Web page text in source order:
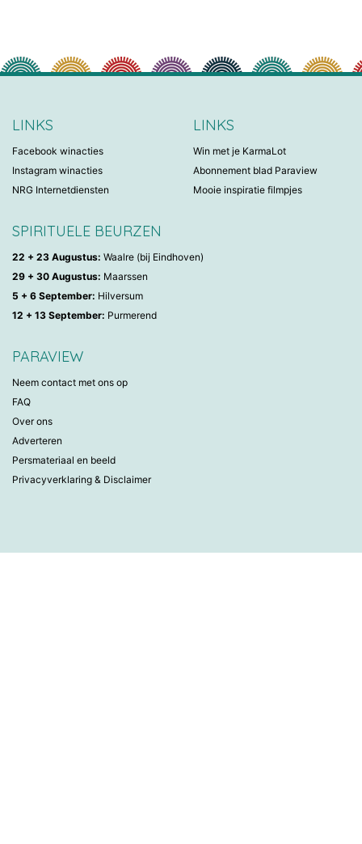
LINKS
Facebook winacties
Instagram winacties
NRG Internetdiensten
LINKS
Win met je KarmaLot
Abonnement blad Paraview
Mooie inspiratie filmpjes
SPIRITUELE BEURZEN
22 + 23 Augustus: Waalre (bij Eindhoven)
29 + 30 Augustus: Maarssen
5 + 6 September: Hilversum
12 + 13 September: Purmerend
PARAVIEW
Neem contact met ons op
FAQ
Over ons
Adverteren
Persmateriaal en beeld
Privacyverklaring & Disclaimer